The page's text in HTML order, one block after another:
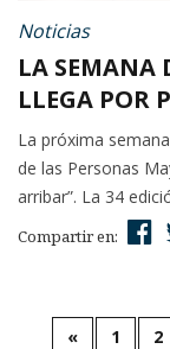
Noticias
LA SEMANA
LLEGA POR
La próxima
de las Personas
arribar”. La 34
Compartir en:
« 1 2